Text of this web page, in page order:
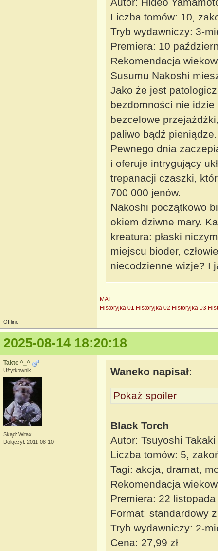
Liczba tomów: 10,
Tryb wydawniczy: 3-
Premiera: 10
Rekomendacja
Susumu Nakoshi
Jako że jest
bezdomności nie
bezcelowe
paliwo bądź pieniądze.
Pewnego dnia
i oferuje intrygujący
trepanacji czaszki,
700 000 jenów.
Nakoshi początkowo
okiem dziwne mary.
kreatura: płaski
miejscu bioder,
niecodzienne wizje? I
MAL
Historyjka 01 Historyjka 02 Historyjka 03
Offline
2025-08-14 18:20:18
Takto ^_^
Użytkownik
Skąd: Witax
Dołączył: 2011-08-10
Waneko napisał:
Pokaż spoiler
Black Torch
Autor: Tsuyoshi Takaki
Liczba tomów: 5,
Tagi: akcja, dramat,
Rekomendacja
Premiera: 22
Format: standardowy
Tryb wydawniczy: 2-
Cena: 27,99 zł